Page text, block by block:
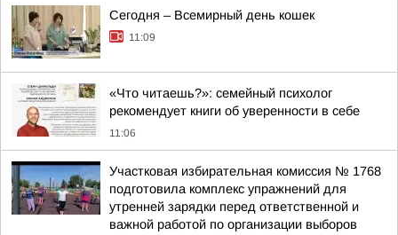
Сегодня – Всемирный день кошек
11:09
«Что читаешь?»: семейный психолог
рекомендует книги об уверенности в себе
11:06
Участковая избирательная комиссия № 1768
подготовила комплекс упражнений для
утренней зарядки перед ответственной и
важной работой по организации выборов